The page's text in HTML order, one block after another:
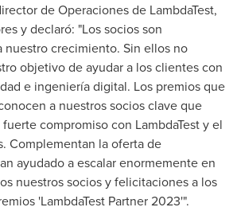
de Operaciones de LambdaTest,
y declaró: "Los socios son
nuestro crecimiento. Sin ellos no
objetivo de ayudar a los clientes con
e ingeniería digital. Los premios que
a nuestros socios clave que
compromiso con LambdaTest y el
Complementan la oferta de
ayudado a escalar enormemente en
nuestros socios y felicitaciones a los
'LambdaTest Partner 2023'".